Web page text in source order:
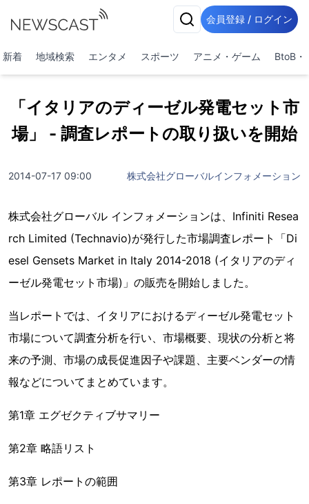
会員登録 / ログイン
新着 地域検索 エンタメ スポーツ アニメ・ゲーム BtoB・
「イタリアのディーゼル発電セット市
場」 - 調査レポートの取り扱いを開始
2014-07-17 09:00 株式会社グローバルインフォメーション
株式会社グローバル インフォメーションは、Infiniti Resea
rch Limited (Technavio)が発行した市場調査レポート「Di
esel Gensets Market in Italy 2014-2018 (イタリアのディ
ーゼル発電セット市場)」の販売を開始しました。
当レポートでは、イタリアにおけるディーゼル発電セット
市場について調査分析を行い、市場概要、現状の分析と将
来の予測、市場の成長促進因子や課題、主要ベンダーの情
報などについてまとめています。
第1章 エグゼクティブサマリー
第2章 略語リスト
第3章 レポートの範囲